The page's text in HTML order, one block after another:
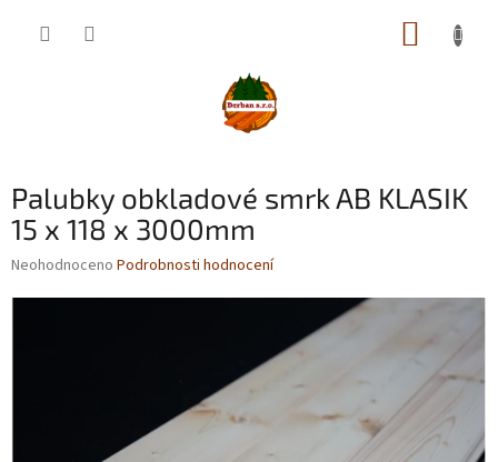
Palubky obkladové smrk AB KLASIK
15 x 118 x 3000mm
Průměrné
Neohodnoceno Podrobnosti hodnocení